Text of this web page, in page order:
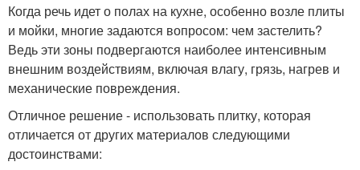
Когда речь идет о полах на кухне, особенно возле плиты
и мойки, многие задаются вопросом: чем застелить?
Ведь эти зоны подвергаются наиболее интенсивным
внешним воздействиям, включая влагу, грязь, нагрев и
механические повреждения.
Отличное решение - использовать плитку, которая
отличается от других материалов следующими
достоинствами: